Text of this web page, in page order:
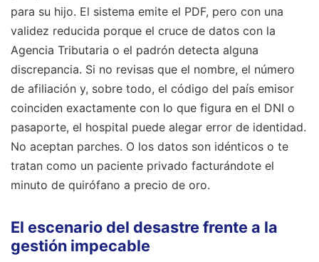
para su hijo. El sistema emite el PDF, pero con una
validez reducida porque el cruce de datos con la
Agencia Tributaria o el padrón detecta alguna
discrepancia. Si no revisas que el nombre, el número
de afiliación y, sobre todo, el código del país emisor
coinciden exactamente con lo que figura en el DNI o
pasaporte, el hospital puede alegar error de identidad.
No aceptan parches. O los datos son idénticos o te
tratan como un paciente privado facturándote el
minuto de quirófano a precio de oro.
El escenario del desastre frente a la
gestión impecable